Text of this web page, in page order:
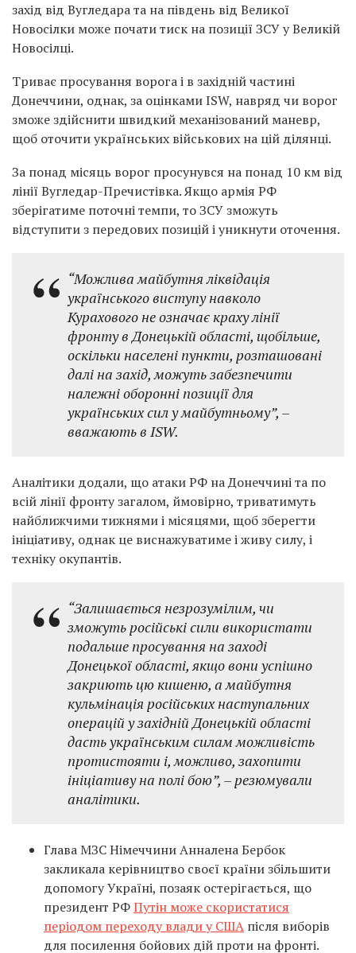
захід від Вугледара та на південь від Великої
Новосілки може почати тиск на позиції ЗСУ у Великій
Новосілці.
Триває просування ворога і в західній частині
Донеччини, однак, за оцінками ISW, навряд чи ворог
зможе здійснити швидкий механізований маневр,
щоб оточити українських військових на цій ділянці.
За понад місяць ворог просунувся на понад 10 км від
лінії Вугледар-Пречистівка. Якщо армія РФ
зберігатиме поточні темпи, то ЗСУ зможуть
відступити з передових позицій і уникнути оточення.
“Можлива майбутня ліквідація
українського виступу навколо
Курахового не означає краху лінії
фронту в Донецькій області, щобільше,
оскільки населені пункти, розташовані
далі на захід, можуть забезпечити
належні оборонні позиції для
українських сил у майбутньому”, –
вважають в ISW.
Аналітики додали, що атаки РФ на Донеччині та по
всій лінії фронту загалом, ймовірно, триватимуть
найближчими тижнями і місяцями, щоб зберегти
ініціативу, однак це виснажуватиме і живу силу, і
техніку окупантів.
“Залишається незрозумілим, чи
зможуть російські сили використати
подальше просування на заході
Донецької області, якщо вони успішно
закриють цю кишеню, а майбутня
кульмінація російських наступальних
операцій у західній Донецькій області
дасть українським силам можливість
протистояти і, можливо, захопити
ініціативу на полі бою”, – резюмували
аналітики.
Глава МЗС Німеччини Анналена Бербок
закликала керівництво своєї країни збільшити
допомогу Україні, позаяк остерігається, що
президент РФПутін може скористатися
періодом переходу влади у США після виборів
для посилення бойових дій проти на фронті.